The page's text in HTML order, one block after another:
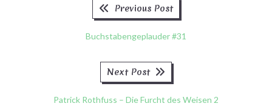
BeitragsnavigationPrevious Post
Buchstabengeplauder #31
Next Post
Patrick Rothfuss – Die Furcht des Weisen 2